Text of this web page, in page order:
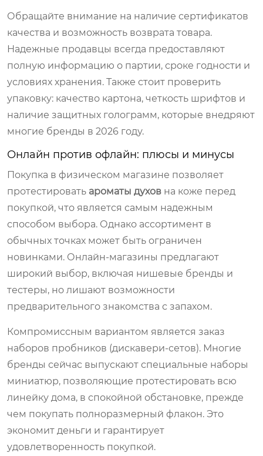
Обращайте внимание на наличие сертификатов
качества и возможность возврата товара.
Надежные продавцы всегда предоставляют
полную информацию о партии, сроке годности и
условиях хранения. Также стоит проверить
упаковку: качество картона, четкость шрифтов и
наличие защитных голограмм, которые внедряют
многие бренды в 2026 году.
Онлайн против офлайн: плюсы и минусы
Покупка в физическом магазине позволяет
протестировать ароматы духов на коже перед
покупкой, что является самым надежным
способом выбора. Однако ассортимент в
обычных точках может быть ограничен
новинками. Онлайн-магазины предлагают
широкий выбор, включая нишевые бренды и
тестеры, но лишают возможности
предварительного знакомства с запахом.
Компромиссным вариантом является заказ
наборов пробников (дискавери-сетов). Многие
бренды сейчас выпускают специальные наборы
миниатюр, позволяющие протестировать всю
линейку дома, в спокойной обстановке, прежде
чем покупать полноразмерный флакон. Это
экономит деньги и гарантирует
удовлетворенность покупкой.